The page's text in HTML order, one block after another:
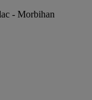
- Morbihan